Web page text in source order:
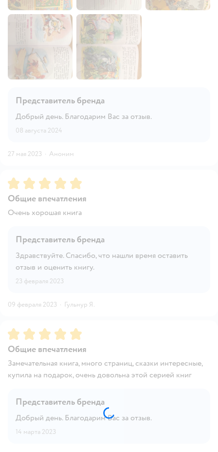
Представитель бренда
Добрый день. Благодарим Вас за отзыв.
08 августа 2024
27 мая 2023 · Аноним
Рейтинг:5
Общие впечатления
Очень хорошая книга
Представитель бренда
Здравствуйте. Спасибо, что нашли время оставить
отзыв и оценить книгу.
23 февраля 2023
09 февраля 2023 · Гульнур Я.
Рейтинг:5
Общие впечатления
Замечательная книга, много страниц, сказки интересные,
купила на подарок, очень довольна этой серией книг
Представитель бренда
Добрый день. Благодарим Вас за отзыв.
14 марта 2023